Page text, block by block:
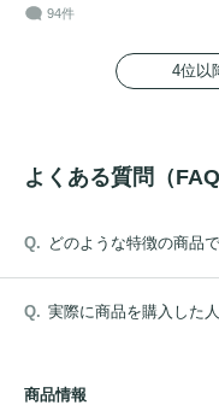
94件
4位以
よくある質問（FAQ
どのような特徴の商品
実際に商品を購入した
商品情報